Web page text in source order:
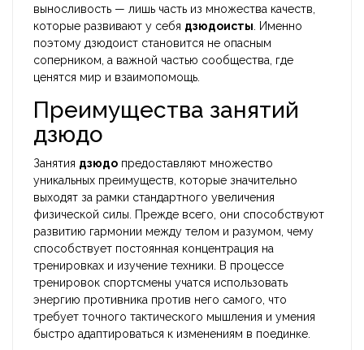
выносливость — лишь часть из множества качеств,
которые развивают у себя дзюдоисты . Именно
поэтому дзюдоист становится не опасным
соперником, а важной частью сообщества, где
ценятся мир и взаимопомощь.
Преимущества занятий
дзюдо
Занятия дзюдо предоставляют множество
уникальных преимуществ, которые значительно
выходят за рамки стандартного увеличения
физической силы. Прежде всего, они способствуют
развитию гармонии между телом и разумом, чему
способствует постоянная концентрация на
тренировках и изучение техники. В процессе
тренировок спортсмены учатся использовать
энергию противника против него самого, что
требует точного тактического мышления и умения
быстро адаптироваться к изменениям в поединке.